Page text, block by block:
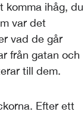
komma ihåg, du
var det
vad de går
från gatan och
till dem.
Efter ett